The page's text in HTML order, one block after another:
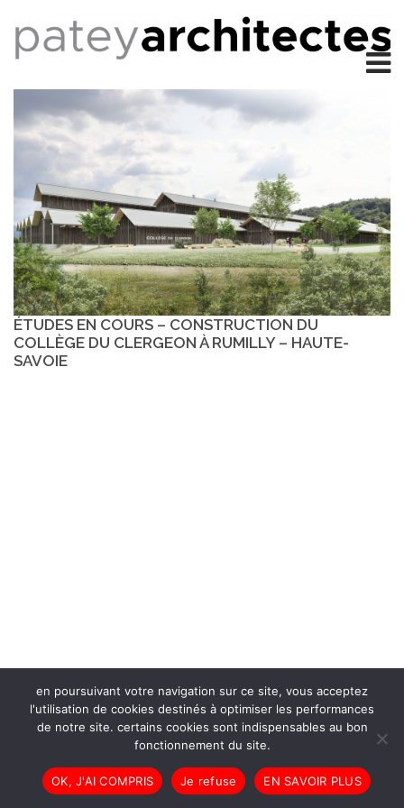
ÉTUDES EN COURS – CONSTRUCTION DU
COLLÈGE DU CLERGEON À RUMILLY – HAUTE-
SAVOIE
en poursuivant votre navigation sur ce site, vous acceptez
l'utilisation de cookies destinés à optimiser les performances
de notre site. certains cookies sont indispensables au bon
fonctionnement du site.
OK, J'AI COMPRIS Je refuse EN SAVOIR PLUS